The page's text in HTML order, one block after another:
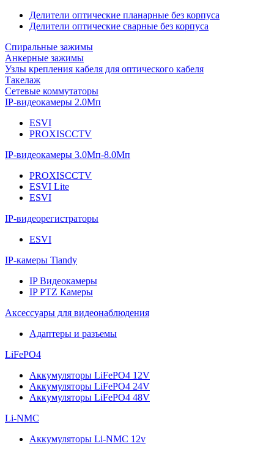
Делители оптические планарные без корпуса
Делители оптические сварные без корпуса
Спиральные зажимы
Анкерные зажимы
Узлы крепления кабеля для оптического кабеля
Такелаж
Сетевые коммутаторы
IP-видеокамеры 2.0Мп
ESVI
PROXISCCTV
IP-видеокамеры 3.0Мп-8.0Мп
PROXISCCTV
ESVI Lite
ESVI
IP-видеорегистраторы
ESVI
IP-камеры Tiandy
IP Видеокамеры
IP PTZ Камеры
Аксессуары для видеонаблюдения
Адаптеры и разъемы
LiFePO4
Аккумуляторы LiFePO4 12V
Аккумуляторы LiFePO4 24V
Аккумуляторы LiFePO4 48V
Li-NMC
Аккумуляторы Li-NMC 12v